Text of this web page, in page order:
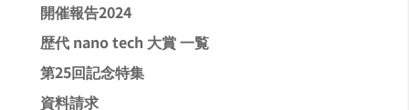
開催報告2024
歴代 nano tech 大賞 一覧
第25回記念特集
資料請求